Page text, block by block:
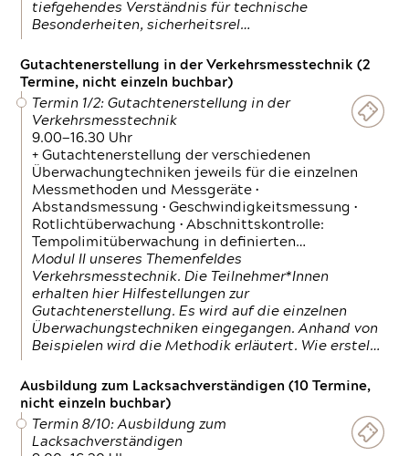
tiefgehendes Verständnis für technische
Besonderheiten, sicherheitsrel…
Gutachtenerstellung in der Verkehrsmesstechnik (2
Termine, nicht einzeln buchbar)
Termin 1/2: Gutachtenerstellung in der
Verkehrsmesstechnik
9.00—16.30 Uhr
+ Gutachtenerstellung der verschiedenen
Überwachungtechniken jeweils für die einzelnen
Messmethoden und Messgeräte •
Abstandsmessung • Geschwindigkeitsmessung •
Rotlichtüberwachung • Abschnittskontrolle:
Tempolimitüberwachung in definierten…
Modul II unseres Themenfeldes
Verkehrsmesstechnik. Die Teilnehmer*Innen
erhalten hier Hilfestellungen zur
Gutachtenerstellung. Es wird auf die einzelnen
Überwachungstechniken eingegangen. Anhand von
Beispielen wird die Methodik erläutert. Wie erstel…
Ausbildung zum Lacksachverständigen (10 Termine,
nicht einzeln buchbar)
Termin 8/10: Ausbildung zum
Lacksachverständigen